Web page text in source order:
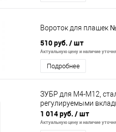
Вороток для плашек
510 руб. / шт
Актуальную цену и наличие
Подробнее
ЗУБР для M4-M12,
регулируемыми
1 014 руб. / шт
Актуальную цену и наличие